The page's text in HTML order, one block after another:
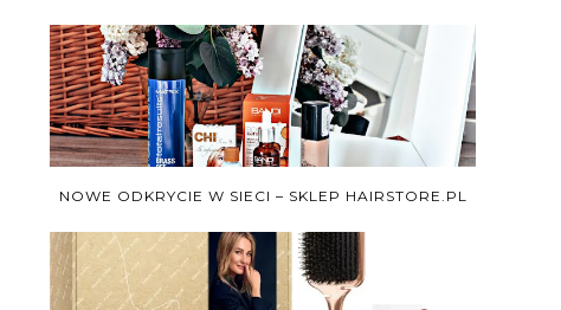
NOWE ODKRYCIE W SIECI – SKLEP HAIRSTORE.PL